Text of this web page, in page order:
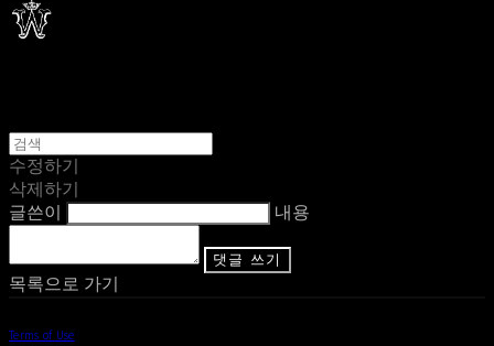
수정하기
삭제하기
글쓴이
내용
댓글 쓰기
목록으로 가기
Terms of Use